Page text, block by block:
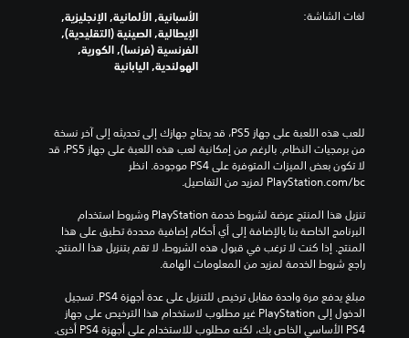
لغات الشاشة:
الأسبانية, الألمانية, الإنجليزية,
الإيطالية, الصينية (التقليدية),
الفرنسية (فرنسا), الكورية,
الهولندية, اليابانية
‎PlayStation.com/bc لمزيد من التفاصيل.
راجع شروط الخدمة لمزيد من المعلومات الهامة.
PS4 الأساسي الخاص بك، لكنه مطلوب للاستخدام على أجهزة PS4 أخرى.